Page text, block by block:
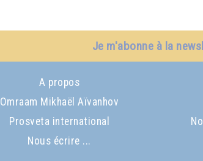
Je m'abonne à la
A propos
Omraam Mikhaël Aïvanhov
Prosveta international
Nous écrire ...